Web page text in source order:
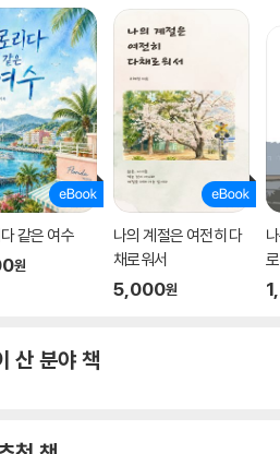
같은 여수
원
나의 계절은 여전히 다
채로워서
5,000원
산 분야 책